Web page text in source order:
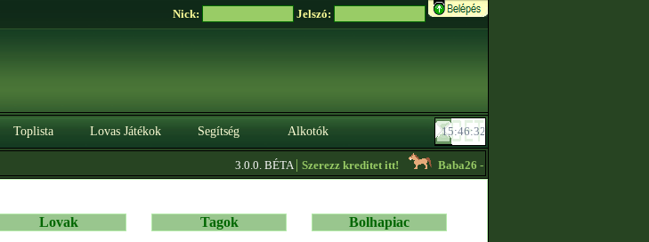
Nick: Jelszó:
Toplista Lovas Játékok Segítség Alkotók
3.0.0. BÉTA|Szerezz kreditet itt! Baba26- Lassú körös edzőt keresek
Lovak Tagok Bolhapiac